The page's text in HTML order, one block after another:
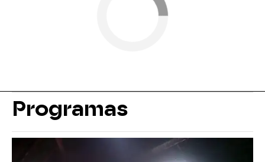
Programas